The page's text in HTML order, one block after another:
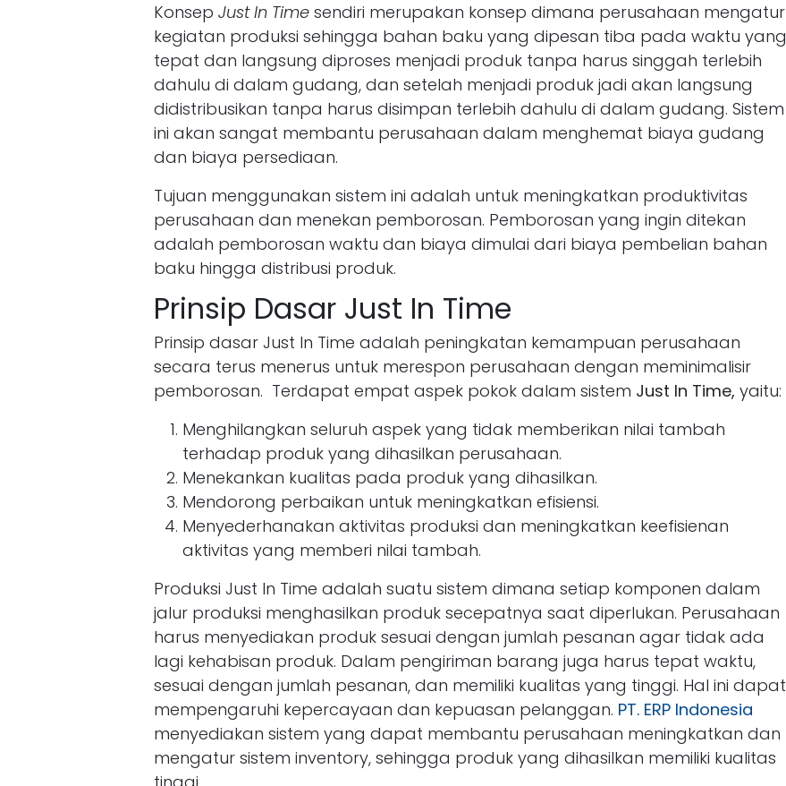
Konsep Just In Time sendiri merupakan konsep dimana perusahaan mengatur
kegiatan produksi sehingga bahan baku yang dipesan tiba pada waktu yang
tepat dan langsung diproses menjadi produk tanpa harus singgah terlebih
dahulu di dalam gudang, dan setelah menjadi produk jadi akan langsung
didistribusikan tanpa harus disimpan terlebih dahulu di dalam gudang. Sistem
ini akan sangat membantu perusahaan dalam menghemat biaya gudang
dan biaya persediaan.
Tujuan menggunakan sistem ini adalah untuk meningkatkan produktivitas
perusahaan dan menekan pemborosan. Pemborosan yang ingin ditekan
adalah pemborosan waktu dan biaya dimulai dari biaya pembelian bahan
baku hingga distribusi produk.
Prinsip Dasar Just In Time
Prinsip dasar Just In Time adalah peningkatan kemampuan perusahaan
secara terus menerus untuk merespon perusahaan dengan meminimalisir
pemborosan. Terdapat empat aspek pokok dalam sistem Just In Time, yaitu:
Menghilangkan seluruh aspek yang tidak memberikan nilai tambah
terhadap produk yang dihasilkan perusahaan.
Menekankan kualitas pada produk yang dihasilkan.
Mendorong perbaikan untuk meningkatkan efisiensi.
Menyederhanakan aktivitas produksi dan meningkatkan keefisienan
aktivitas yang memberi nilai tambah.
Produksi Just In Time adalah suatu sistem dimana setiap komponen dalam
jalur produksi menghasilkan produk secepatnya saat diperlukan. Perusahaan
harus menyediakan produk sesuai dengan jumlah pesanan agar tidak ada
lagi kehabisan produk. Dalam pengiriman barang juga harus tepat waktu,
sesuai dengan jumlah pesanan, dan memiliki kualitas yang tinggi. Hal ini dapat
mempengaruhi kepercayaan dan kepuasan pelanggan. PT. ERP Indonesia
menyediakan sistem yang dapat membantu perusahaan meningkatkan dan
mengatur sistem inventory, sehingga produk yang dihasilkan memiliki kualitas